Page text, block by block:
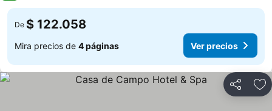
De $ 122.058
Mira precios de 4 páginas Ver precios
Compartir